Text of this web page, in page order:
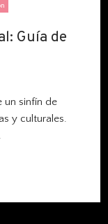
Guía de
Guía de
un sinfín de
y culturales.